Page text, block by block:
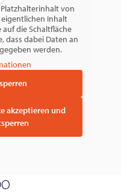
von
Inhalt
die Schaltfläche
dass dabei Daten an
werden.
akzeptieren und